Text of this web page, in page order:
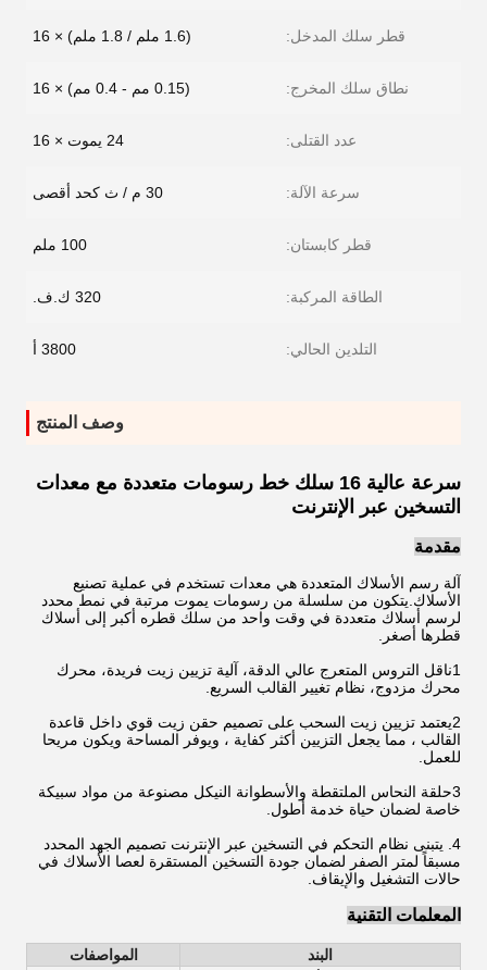
قطر سلك المدخل: (1.6 ملم / 1.8 ملم) × 16
نطاق سلك المخرج: (0.15 مم - 0.4 مم) × 16
عدد القتلى: 24 يموت × 16
سرعة الآلة: 30 م / ث كحد أقصى
قطر كابستان: 100 ملم
الطاقة المركبة: 320 ك.ف.
التلدين الحالي: 3800 أ
وصف المنتج
سرعة عالية 16 سلك خط رسومات متعددة مع معدات
التسخين عبر الإنترنت
مقدمة
آلة رسم الأسلاك المتعددة هي معدات تستخدم في عملية تصنيع
الأسلاك.يتكون من سلسلة من رسومات يموت مرتبة في نمط محدد
لرسم أسلاك متعددة في وقت واحد من سلك قطره أكبر إلى أسلاك
قطرها أصغر.
1ناقل التروس المتعرج عالي الدقة، آلية تزيين زيت فريدة، محرك
محرك مزدوج، نظام تغيير القالب السريع.
2يعتمد تزيين زيت السحب على تصميم حقن زيت قوي داخل قاعدة
القالب ، مما يجعل التزيين أكثر كفاية ، ويوفر المساحة ويكون مريحا
للعمل.
3حلقة النحاس الملتقطة والأسطوانة النيكل مصنوعة من مواد سبيكة
خاصة لضمان حياة خدمة أطول.
4. يتبنى نظام التحكم في التسخين عبر الإنترنت تصميم الجهد المحدد
مسبقاً لمتر الصفر لضمان جودة التسخين المستقرة لعصا الأسلاك في
حالات التشغيل والإيقاف.
المعلمات التقنية
البند
المواصفات